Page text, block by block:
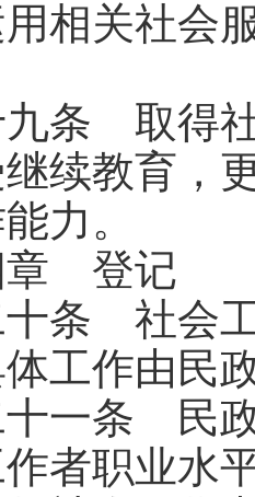
相关社会
取得社
续教育，
力。
登记
社会工
工作由民
条 民政
者职业水